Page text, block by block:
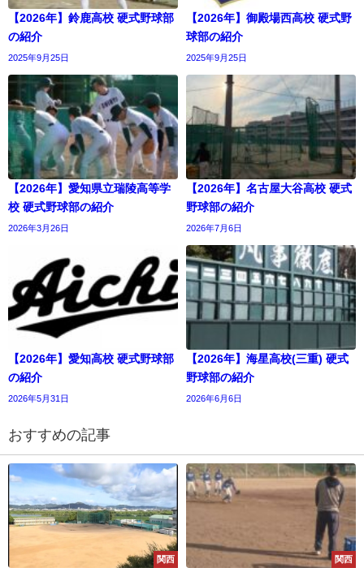
【2026年】鈴鹿高校 硬式野球部
の紹介
2025年9月25日
【2026年】御殿場西高校 硬式野
球部の紹介
2025年9月25日
【2026年】愛知県立瑞陵高等学
校 硬式野球部の紹介
2026年3月26日
【2026年】名古屋大谷高校 硬式
野球部の紹介
2026年7月6日
【2026年】愛知高校 硬式野球部
の紹介
2026年5月31日
【2026年】海星高校(三重) 硬式
野球部の紹介
2026年6月6日
おすすめの記事
関西 関西